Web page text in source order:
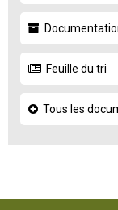
Feuille du tri
Tous les